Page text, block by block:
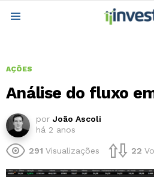
AÇÕES
Análise do fluxo
por João Ascoli
há 2 anos
291 Visualizações 22